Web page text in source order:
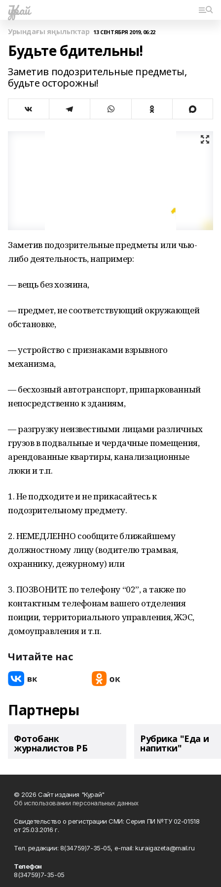
Ҡурай
Урындағы яңылыҡтар 13 СЕНТЯБРЯ 2019, 06:22
Будьте бдительны!
Заметив подозрительные предметы,
будьте осторожны!
Заметив подозрительные предметы или чью-
либо деятельность, например:
— вещь без хозяина,
— предмет, не соответствующий окружающей
обстановке,
— устройство с признаками взрывного
механизма,
— бесхозный автотранспорт, припаркованный
непосредственно к зданиям,
— разгрузку неизвестными лицами различных
грузов в подвальные и чердачные помещения,
арендованные квартиры, канализационные
люки и т.п.
1. Не подходите и не прикасайтесь к
подозрительному предмету.
2. НЕМЕДЛЕННО сообщите ближайшему
должностному лицу (водителю трамвая,
охраннику, дежурному) или
3. ПОЗВОНИТЕ по телефону “02”, а также по
контактным телефонам вашего отделения
поиции, территориального управления, ЖЭС,
домоуправления и т.п.
Читайте нас
Партнеры
Фотобанк
журналистов РБ
Рубрика "Еда и
напитки"
© 2026 Сайт издания "Курай"
Об использовании персональных данных
Свидетельство о регистрации СМИ: Серия ПИ №ТУ 02-01518
от 25.03.2016 г.
Тел. редакции: 8(34759)7-35-05, e-mail: kuraigazeta@mail.ru
Телефон
8(34759)7-35-05